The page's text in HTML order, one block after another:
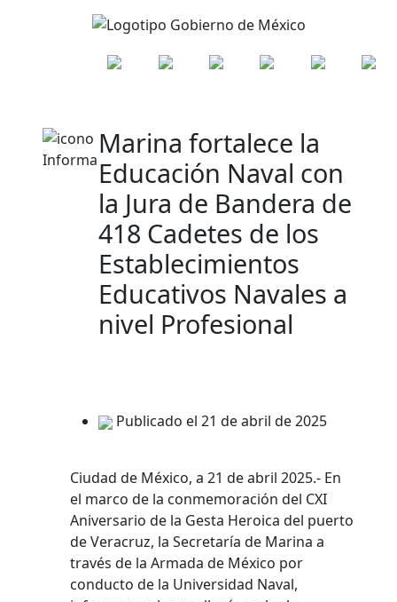
Marina fortalece la
Educación Naval con
la Jura de Bandera de
418 Cadetes de los
Establecimientos
Educativos Navales a
nivel Profesional
Publicado el 21 de abril de 2025
Ciudad de México, a 21 de abril 2025.- En
el marco de la conmemoración del CXI
Aniversario de la Gesta Heroica del puerto
de Veracruz, la Secretaría de Marina a
través de la Armada de México por
conducto de la Universidad Naval,